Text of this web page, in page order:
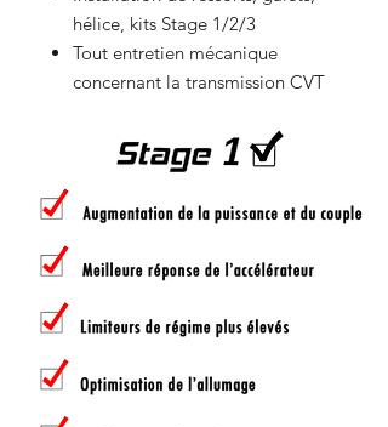
hélice, kits Stage 1/2/3
Tout entretien mécanique
concernant la transmission CVT